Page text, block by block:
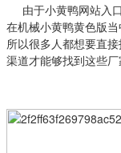
由于小黄鸭网站入
在机械小黄鸭黄色版
所以很多人都想要直
渠道才能够找到这些